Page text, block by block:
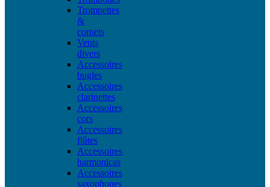
Trompettes
&
cornets
Vents
divers
Accessoires
bugles
Accessoires
clarinettes
Accessoires
cors
Accessoires
flûtes
Accessoires
harmonicas
Accessoires
saxophones